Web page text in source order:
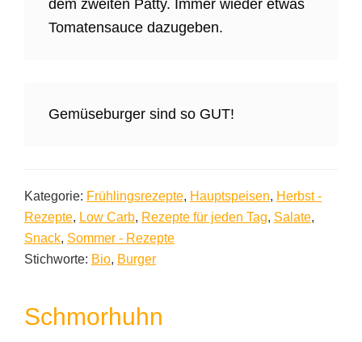
dem zweiten Patty. Immer wieder etwas
Tomatensauce dazugeben.
Gemüseburger sind so GUT!
Kategorie: Frühlingsrezepte, Hauptspeisen, Herbst -
Rezepte, Low Carb, Rezepte für jeden Tag, Salate,
Snack, Sommer - Rezepte
Stichworte: Bio, Burger
Schmorhuhn